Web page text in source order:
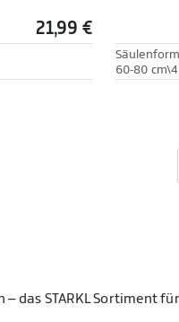
21,99 €
Säulenform
60-80
das STARKL Sortiment